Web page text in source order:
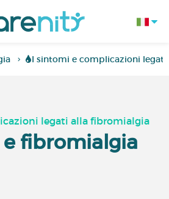
I sintomi e complicazioni
legati alla fibromialgia
e fibromialgia